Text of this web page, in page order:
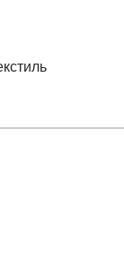
который